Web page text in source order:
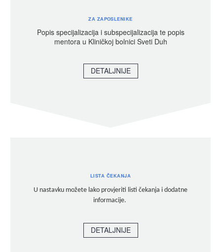
ZA ZAPOSLENIKE
Popis specijalizacija i subspecijalizacija te popis
mentora u Kliničkoj bolnici Sveti Duh
DETALJNIJE
LISTA ČEKANJA
U nastavku možete lako provjeriti listi čekanja i dodatne
informacije.
DETALJNIJE